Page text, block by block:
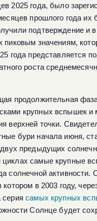
2025 года, было
прошлого года их
подтверждение и
пиковым значениям,
года представляется
роста
продолжительная
крупных вспышек и
верхней точки.
бури начала июня,
двух предыдущих
самые крупные
солнечной активности.
в 2003 году,
сериясамых крупных
Солнце будет